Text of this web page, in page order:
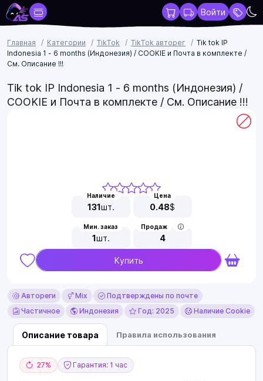
Войти
Главная Категории TikTok TikTok авторег
Tik tok IP
Indonesia 1 - 6 months (Индонезия) / COOKIE и Почта в комплекте /
См. Описание !!!
Tik tok IP Indonesia 1 - 6 months (Индонезия) /
COOKIE и Почта в комплекте / См. Описание !!!
Наличие
131шт.
Цена
0.48$
Мин. заказ
1шт.
Продаж
4
Купить
Автореги Mix
Подтверждены по почте
Частичное
Индонезия Год: 2025 Наличие Cookie
Описание товара Правила использования
27% Гарантия: 1 час